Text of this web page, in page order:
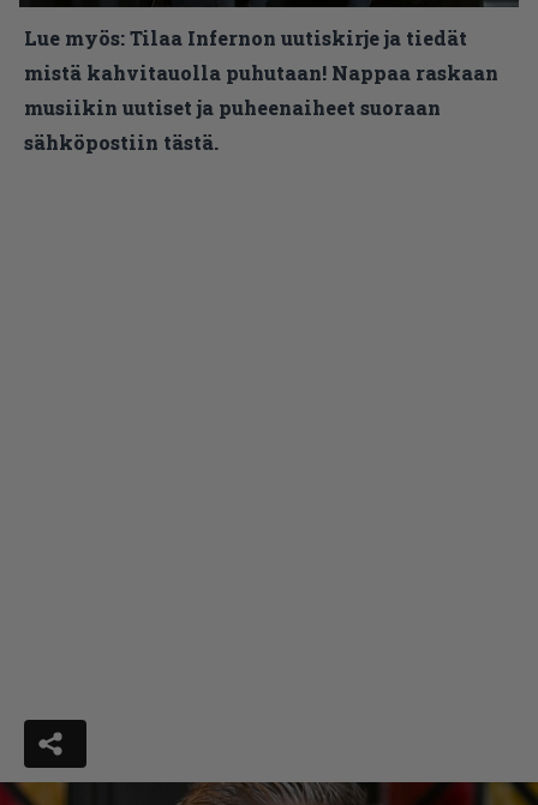
Lue myös:Tilaa Infernon uutiskirje ja tiedät
mistä kahvitauolla puhutaan! Nappaa raskaan
musiikin uutiset ja puheenaiheet suoraan
sähköpostiin tästä.